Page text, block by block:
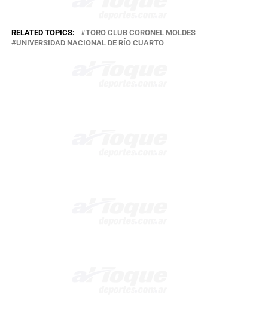
RELATED TOPICS:
TORO CLUB CORONEL MOLDES
UNIVERSIDAD NACIONAL DE RÍO CUARTO